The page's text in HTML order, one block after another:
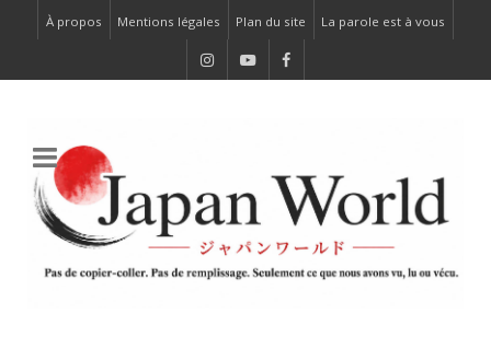
À propos Mentions légales Plan du site La parole est à vous